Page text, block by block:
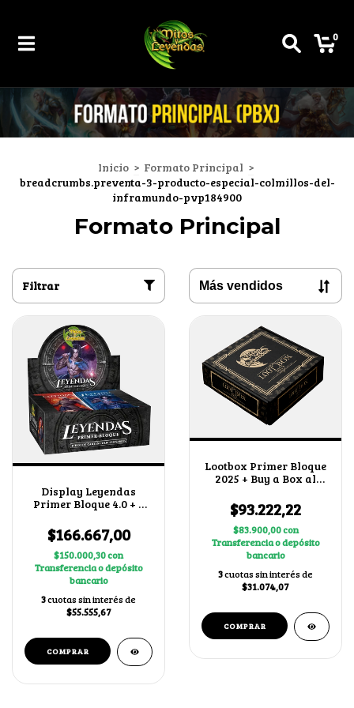
0
Inicio > Formato Principal >
breadcrumbs.preventa-3-producto-especial-colmillos-del-
inframundo-pvp184900
Formato Principal
Filtrar
Display Leyendas
Primer Bloque 4.0 + 1
$166.667,00
$150.000,30con
Transferencia o depósito
bancario
3cuotas sin interés de
$55.555,67
Lootbox Primer Bloque
2025 + Buy a Box al
$93.222,22
$83.900,00con
Transferencia o depósito
bancario
3cuotas sin interés de
$31.074,07